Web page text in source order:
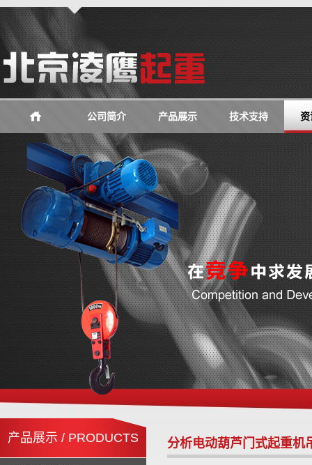
公司简介 产品展示 技术支持 资
产品展示 / PRODUCTS 分析电动葫芦门式起重机